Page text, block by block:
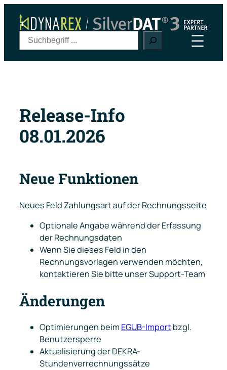
Inhalt
springen
u
c
Release-Info
08.01.2026
Neue Funktionen
Neues Feld Zahlungsartauf der Rechnungsseite
Optionale Angabe während der Erfassung
der Rechnungsdaten
Wenn Sie dieses Feld in den
Rechnungsvorlagen verwenden möchten,
kontaktieren Sie bitte unser Support-Team
Änderungen
Optimierungen beim EGUB-Import bzgl.
Benutzersperre
Aktualisierung der DEKRA-
Stundenverrechnungssätze